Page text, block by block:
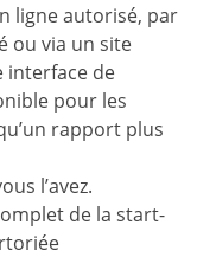
ligne autorisé, par
ou via un site
interface de
pour les
rapport plus
l’avez.
de la start-